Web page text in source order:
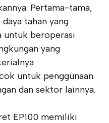
Pertama-tama,
tahan yang
untuk beroperasi
yang
untuk penggunaan
dan sektor lainnya.
EP100 memiliki